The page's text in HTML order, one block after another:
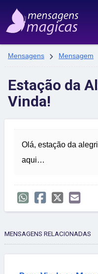
Mensagens  Mensagem
Estação da
Vinda!
Olá, estação da
aqui…
MENSAGENS RELACIONADAS